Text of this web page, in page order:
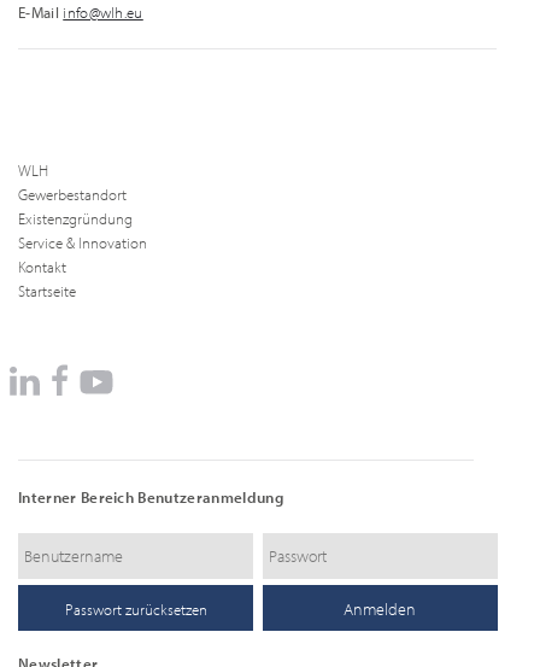
E-Mail info@wlh.eu
WLH
Gewerbestandort
Existenzgründung
Service & Innovation
Kontakt
Startseite
Interner Bereich Benutzeranmeldung
Passwort zurücksetzen